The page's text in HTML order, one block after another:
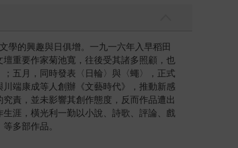
學的興趣與日俱增。一九一六年入早稻田
重要作家菊池寬，往後受其諸多照顧，也
五月，同時發表〈日輪〉與〈蠅〉，正式
端康成等人創辦《文藝時代》，推動新感
責，並未影響其創作態度，反而作品遭出
涯，橫光利一勤以小說、詩歌、評論、戲
多部作品。